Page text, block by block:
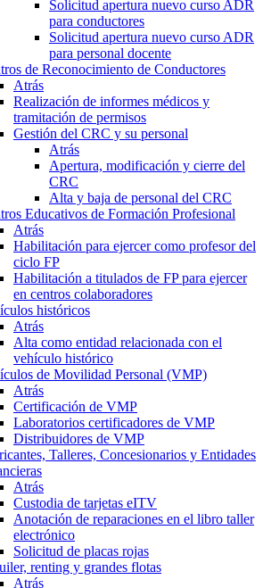
Solicitud apertura nuevo curso ADR
para conductores
Solicitud apertura nuevo curso ADR
para personal docente
de Reconocimiento de Conductores
Atrás
Realización de informes médicos y
tramitación de permisos
Gestión del CRC y su personal
Atrás
Apertura, modificación y cierre del
CRC
Alta y baja de personal del CRC
Educativos de Formación Profesional
Atrás
Habilitación para ejercer como profesor del
ciclo FP
Habilitación a titulados de FP para ejercer
en centros colaboradores
históricos
Atrás
Alta como entidad relacionada con el
vehículo histórico
de Movilidad Personal (VMP)
Atrás
Certificación de VMP
Laboratorios certificadores de VMP
Distribuidores de VMP
Talleres, Concesionarios y Entidades
Atrás
Custodia de tarjetas eITV
Anotación de reparaciones en el libro taller
electrónico
Solicitud de placas rojas
renting y grandes flotas
Atrás